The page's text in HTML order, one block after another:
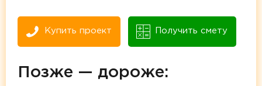
Купить проект Получить смету
Позже — дороже: